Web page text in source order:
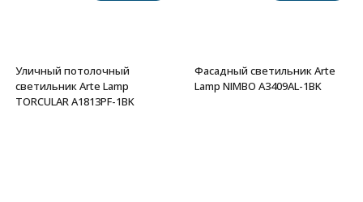
Уличный потолочный
светильник Arte Lamp
TORCULAR A1813PF-1BK
Фасадный светильник Arte
Lamp NIMBO A3409AL-1BK